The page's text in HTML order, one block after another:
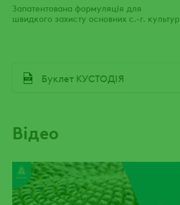
Запатентована формуляція для
швидкого захисту основних с.-г. культур
File
Буклет КУСТОДІЯ
Відео